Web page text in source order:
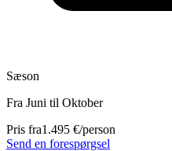
Sæson
Fra Juni til Oktober
Pris fra1.495 €/person
Send en forespørgsel